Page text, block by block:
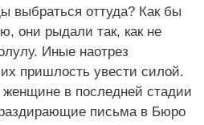
выбраться оттуда? Как бы
они рыдали так, как не
Иные наотрез
пришлость увести силой.
в последней стадии
письма в Бюро